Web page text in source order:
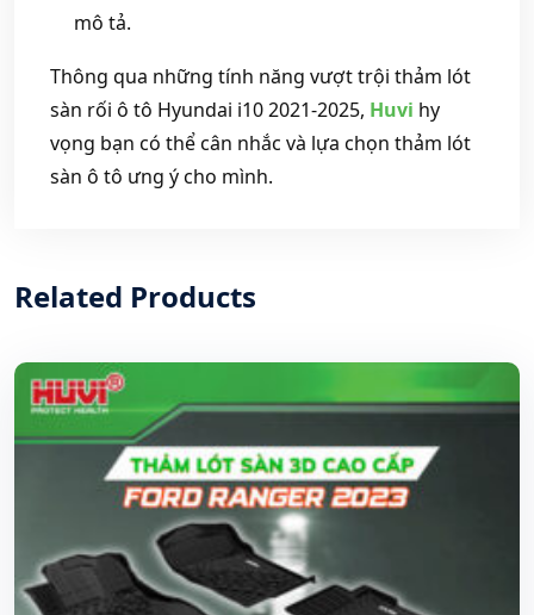
mô tả.
Thông qua những tính năng vượt trội thảm lót
sàn rối ô tô Hyundai i10 2021-2025, Huvi hy
vọng bạn có thể cân nhắc và lựa chọn thảm lót
sàn ô tô ưng ý cho mình.
Related Products